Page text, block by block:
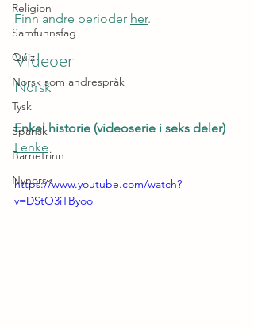
Religion
Samfunnsfag
Quiz
Norsk som andrespråk
Tysk
Spansk
Barnetrinn
Nynorsk
Finn andre perioder her.
Videoer
Norsk
Enkel historie (videoserie i seks deler)
Lenke
https://www.youtube.com/watch?
v=DStO3iTByoo